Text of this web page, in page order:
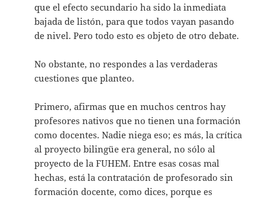
que el efecto secundario ha sido la inmediata
bajada de listón, para que todos vayan pasando
de nivel. Pero todo esto es objeto de otro debate.
No obstante, no respondes a las verdaderas
cuestiones que planteo.
Primero, afirmas que en muchos centros hay
profesores nativos que no tienen una formación
como docentes. Nadie niega eso; es más, la crítica
al proyecto bilingüe era general, no sólo al
proyecto de la FUHEM. Entre esas cosas mal
hechas, está la contratación de profesorado sin
formación docente, como dices, porque es